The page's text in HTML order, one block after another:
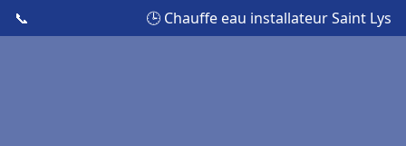
📞 🕒 Chauffe eau installateur Saint Lys